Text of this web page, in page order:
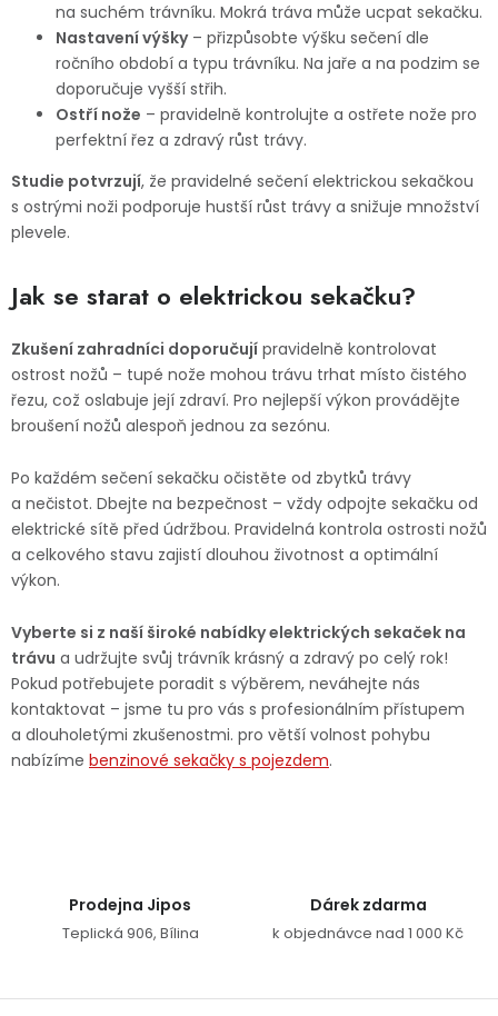
na suchém trávníku. Mokrá tráva může ucpat sekačku.
Nastavení výšky– přizpůsobte výšku sečení dle
ročního období a typu trávníku. Na jaře a na podzim se
doporučuje vyšší střih.
Ostří nože – pravidelně kontrolujte a ostřete nože pro
perfektní řez a zdravý růst trávy.
Studie potvrzují, že pravidelné sečení elektrickou sekačkou
s ostrými noži podporuje hustší růst trávy a snižuje množství
plevele.
Jak se starat o elektrickou sekačku?
Zkušení zahradníci doporučují pravidelně kontrolovat
ostrost nožů – tupé nože mohou trávu trhat místo čistého
řezu, což oslabuje její zdraví. Pro nejlepší výkon provádějte
broušení nožů alespoň jednou za sezónu.
Po každém sečení sekačku očistěte od zbytků trávy
a nečistot. Dbejte na bezpečnost – vždy odpojte sekačku od
elektrické sítě před údržbou. Pravidelná kontrola ostrosti nožů
a celkového stavu zajistí dlouhou životnost a optimální
výkon.
Vyberte si z naší široké nabídky elektrických sekaček na
trávu a udržujte svůj trávník krásný a zdravý po celý rok!
Pokud potřebujete poradit s výběrem, neváhejte nás
kontaktovat – jsme tu pro vás s profesionálním přístupem
a dlouholetými zkušenostmi. pro větší volnost pohybu
nabízíme benzinové sekačky s pojezdem.
Prodejna Jipos
Teplická 906, Bílina
Dárek zdarma
k objednávce nad 1 000 Kč